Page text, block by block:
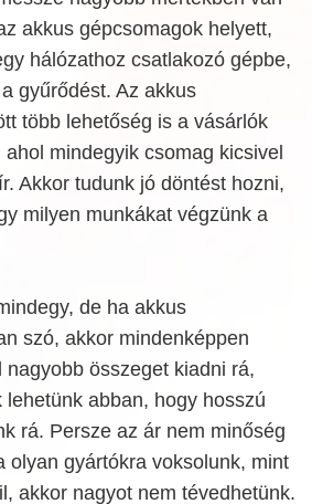
akkus gépcsomagok helyett,
hálózathoz csatlakozó gépbe,
gyűrődést. Az akkus
több lehetőség is a vásárlók
mindegyik csomag kicsivel
Akkor tudunk jó döntést hozni,
milyen munkákat végzünk a
de ha akkus
szó, akkor mindenképpen
nagyobb összeget kiadni rá,
lehetünk abban, hogy hosszú
rá. Persze az ár nem minőség
olyan gyártókra voksolunk, mint
akkor nagyot nem tévedhetünk.